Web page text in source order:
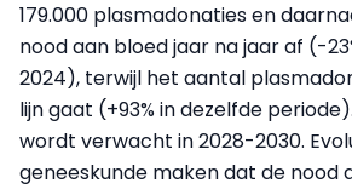
179.000 plasmadonaties en
nood aan bloed jaar na jaar af (-
2024), terwijl het aantal
lijn gaat (+93% in dezelfde
wordt verwacht in 2028-2030.
geneeskunde maken dat de nood